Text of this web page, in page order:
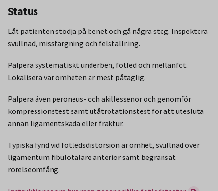
Status
Låt patienten stödja på benet och gå några steg. Inspektera
svullnad, missfärgning och felställning.
Palpera systematiskt underben, fotled och mellanfot.
Lokalisera var ömheten är mest påtaglig.
Palpera även peroneus- och akillessenor och genomför
kompressionstest samt utåtrotationstest för att utesluta
annan ligamentskada eller fraktur.
Typiska fynd vid fotledsdistorsion är ömhet, svullnad över
ligamentum fibulotalare anterior samt begränsat
rörelseomfång.